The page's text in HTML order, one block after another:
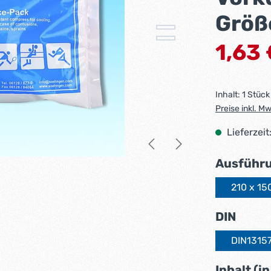
1,63
Inhalt: 1 Stück
Preise inkl.
210 x
DIN